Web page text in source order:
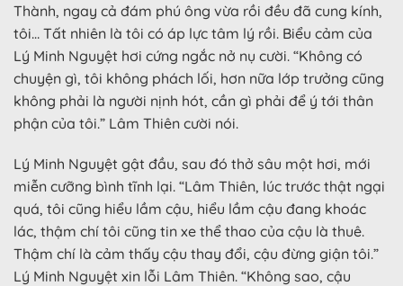
Thành, ngay cả đám phú ông vừa rồi đều đã cung kính,
tôi… Tất nhiên là tôi có áp lực tâm lý rồi. Biểu cảm của
Lý Minh Nguyệt hơi cứng ngắc nở nụ cười. “Không có
chuyện gì, tôi không phách lối, hơn nữa lớp trưởng cũng
không phải là người nịnh hót, cần gì phải để ý tới thân
phận của tôi.” Lâm Thiên cười nói.
Lý Minh Nguyệt gật đầu, sau đó thở sâu một hơi, mới
miễn cưỡng bình tĩnh lại. “Lâm Thiên, lúc trước thật ngại
quá, tôi cũng hiểu lầm cậu, hiểu lầm cậu đang khoác
lác, thậm chí tôi cũng tin xe thể thao của cậu là thuê.
Thậm chí là cảm thấy cậu thay đổi, cậu đừng giận tôi.”
Lý Minh Nguyệt xin lỗi Lâm Thiên. “Không sao, cậu